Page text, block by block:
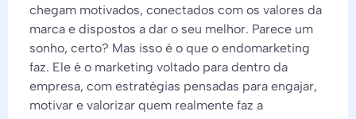
chegam motivados, conectados com os valores da
marca e dispostos a dar o seu melhor. Parece um
sonho, certo? Mas isso é o que o endomarketing
faz. Ele é o marketing voltado para dentro da
empresa, com estratégias pensadas para engajar,
motivar e valorizar quem realmente faz a